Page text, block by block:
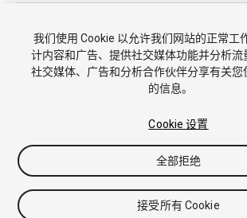
教程
社区答案 知识库 论坛 Asset Store
法律条款
隐私政策 Cookie
不要出售或分
Cookie 偏好
我们使用 Cookie 以允许我们网站的正常工
计内容和广告、提供社交媒体功能并分析流
社交媒体、广告和分析合作伙伴分享有关您
的信息。
Cookie 设置
全部拒绝
接受所有 Cookie